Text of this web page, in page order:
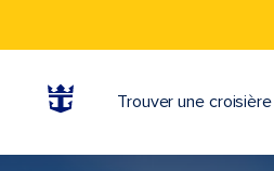
Trouver une croisière